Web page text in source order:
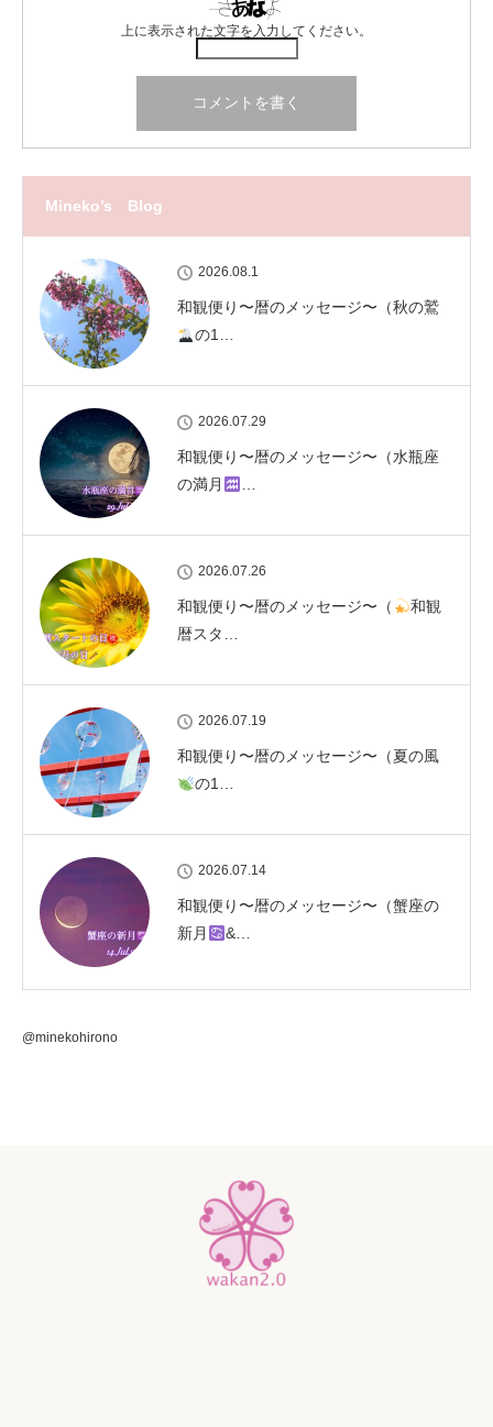
上に表示された文字を入力してください。
Mineko’s Blog
2026.08.1
和観便り〜暦のメッセージ〜（秋の鷲
の1…
2026.07.29
和観便り〜暦のメッセージ〜（水瓶座
の満月
…
2026.07.26
和観便り〜暦のメッセージ〜（
和観
暦スタ…
2026.07.19
和観便り〜暦のメッセージ〜（夏の風
の1…
2026.07.14
和観便り〜暦のメッセージ〜（蟹座の
新月
&…
@minekohirono